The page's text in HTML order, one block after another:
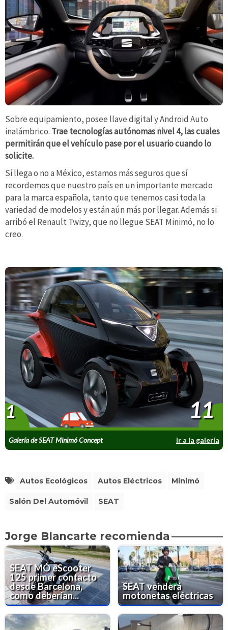
Sobre equipamiento, posee llave digital y Android Auto
inalámbrico. Trae tecnologías autónomas nivel 4, las cuales
permitirán que el vehículo pase por el usuario cuando lo
solicite.
Si llega o no a México, estamos más seguros que sí
recordemos que nuestro país en un importante mercado
para la marca española, tanto que tenemos casi toda la
variedad de modelos y están aún más por llegar. Además si
arribó el Renault Twizy, que no llegue SEAT Minimó, no lo
creo.
Galería de SEAT Minimó Concept Ir a la galería
1 11
Autos Ecológicos Autos Eléctricos Minimó
Salón Del Automóvil SEAT
Jorge Blancarte recomienda
SEAT MÓ eScooter
125 primer contacto
desde Barcelona,
como deberían...
SEAT venderá
motonetas eléctricas